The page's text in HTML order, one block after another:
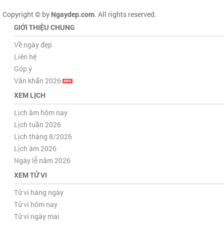
Copyright © by Ngaydep.com. All rights reserved.
GIỚI THIỆU CHUNG
Về ngày đẹp
Liên hệ
Góp ý
Văn khấn 2026
XEM LỊCH
Lịch âm hôm nay
Lịch tuần 2026
Lịch tháng 8/2026
Lịch âm 2026
Ngày lễ năm 2026
XEM TỬ VI
Tử vi hàng ngày
Tử vi hôm nay
Tử vi ngày mai